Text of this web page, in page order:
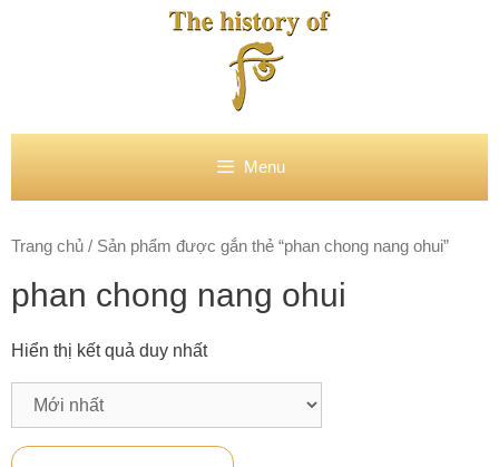
Menu
Trang chủ / Sản phẩm được gắn thẻ “phan chong nang ohui”
phan chong nang ohui
Hiển thị kết quả duy nhất